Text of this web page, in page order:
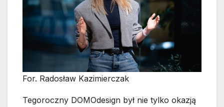
For. Radosław Kazimierczak
Tegoroczny DOMOdesign był nie tylko okazją